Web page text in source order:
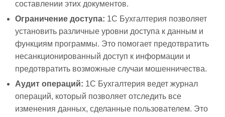
составлении этих документов.
Ограничение доступа: 1С Бухгалтерия позволяет
установить различные уровни доступа к данным и
функциям программы. Это помогает предотвратить
несанкционированный доступ к информации и
предотвратить возможные случаи мошенничества.
Аудит операций: 1С Бухгалтерия ведет журнал
операций, который позволяет отследить все
изменения данных, сделанные пользователем. Это